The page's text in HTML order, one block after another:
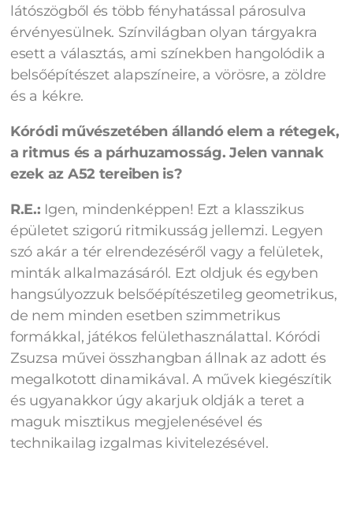
látószögből és több fényhatással párosulva
érvényesülnek. Színvilágban olyan tárgyakra
esett a választás, ami színekben hangolódik a
belsőépítészet alapszíneire, a vörösre, a zöldre
és a kékre.
Kóródi művészetében állandó elem a rétegek,
a ritmus és a párhuzamosság. Jelen vannak
ezek az A52 tereiben is?
R.E.: Igen, mindenképpen! Ezt a klasszikus
épületet szigorú ritmikusság jellemzi. Legyen
szó akár a tér elrendezéséről vagy a felületek,
minták alkalmazásáról. Ezt oldjuk és egyben
hangsúlyozzuk belsőépítészetileg geometrikus,
de nem minden esetben szimmetrikus
formákkal, játékos felülethasználattal. Kóródi
Zsuzsa művei összhangban állnak az adott és
megalkotott dinamikával. A művek kiegészítik
és ugyanakkor úgy akarjuk oldják a teret a
maguk misztikus megjelenésével és
technikailag izgalmas kivitelezésével.